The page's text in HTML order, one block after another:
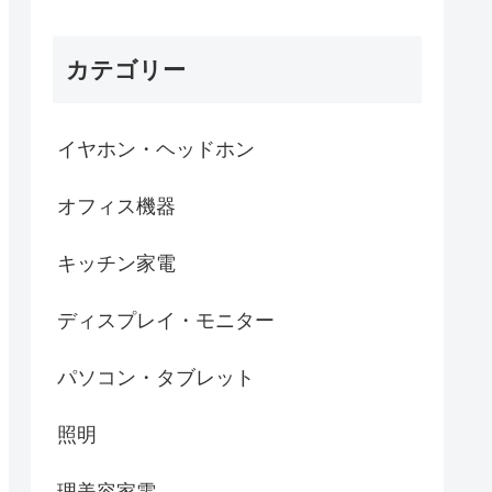
カテゴリー
イヤホン・ヘッドホン
オフィス機器
キッチン家電
ディスプレイ・モニター
パソコン・タブレット
照明